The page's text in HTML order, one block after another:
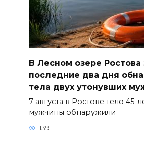
В Лесном озере Ростова
последние два дня
тела двух утонувших
7 августа в Ростове тело 45-
мужчины обнаружили
139